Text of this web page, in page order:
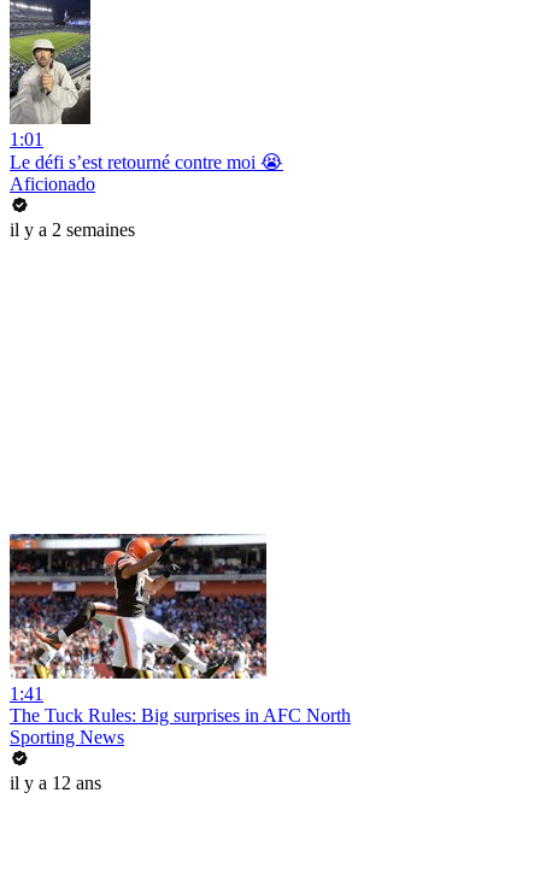
1:01
Le défi s’est retourné contre moi 😭
Aficionado
il y a 2 semaines
1:41
The Tuck Rules: Big surprises in AFC North
Sporting News
il y a 12 ans